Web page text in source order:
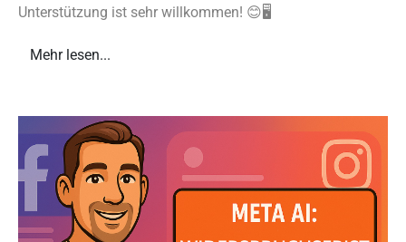
Unterstützung ist sehr willkommen! 😊🖥️
Mehr lesen...